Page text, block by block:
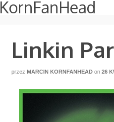
KornFanHead
Linkin
przez MARCIN KORNFANHEAD on 26